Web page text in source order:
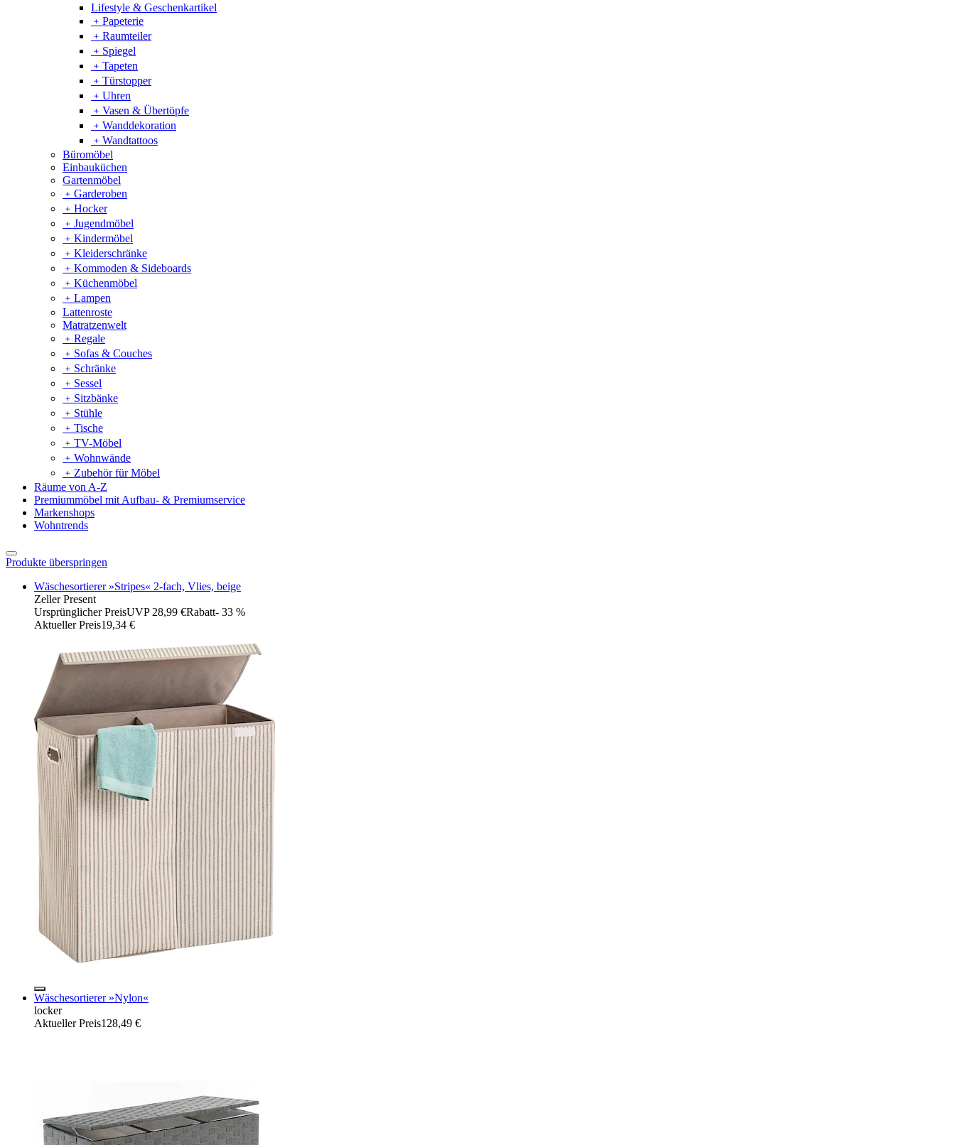
Lifestyle & Geschenkartikel
﹢ Papeterie
﹢ Raumteiler
﹢ Spiegel
﹢ Tapeten
﹢ Türstopper
﹢ Uhren
﹢ Vasen & Übertöpfe
﹢ Wanddekoration
﹢ Wandtattoos
Büromöbel
Einbauküchen
Gartenmöbel
﹢ Garderoben
﹢ Hocker
﹢ Jugendmöbel
﹢ Kindermöbel
﹢ Kleiderschränke
﹢ Kommoden & Sideboards
﹢ Küchenmöbel
﹢ Lampen
Lattenroste
Matratzenwelt
﹢ Regale
﹢ Sofas & Couches
﹢ Schränke
﹢ Sessel
﹢ Sitzbänke
﹢ Stühle
﹢ Tische
﹢ TV-Möbel
﹢ Wohnwände
﹢ Zubehör für Möbel
Räume von A-Z
Premiummöbel mit Aufbau- & Premiumservice
Markenshops
Wohntrends
Produkte überspringen
Wäschesortierer »Stripes« 2-fach, Vlies, beige
Zeller Present
Ursprünglicher PreisUVP 28,99 €Rabatt- 33 %
Aktueller Preis19,34 €
Wäschesortierer »Nylon«
locker
Aktueller Preis128,49 €